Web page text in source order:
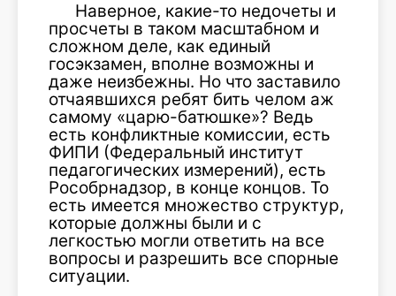
Наверное, какие-то недочеты и
просчеты в таком масштабном и
сложном деле, как единый
госэкзамен, вполне возможны и
даже неизбежны. Но что заставило
отчаявшихся ребят бить челом аж
самому «царю-батюшке»? Ведь
есть конфликтные комиссии, есть
ФИПИ (Федеральный институт
педагогических измерений), есть
Рособрнадзор, в конце концов. То
есть имеется множество структур,
которые должны были и с
легкостью могли ответить на все
вопросы и разрешить все спорные
ситуации.